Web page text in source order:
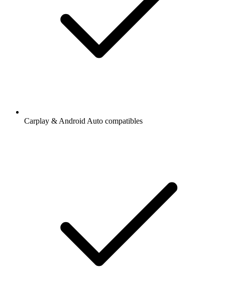
Carplay & Android Auto compatibles